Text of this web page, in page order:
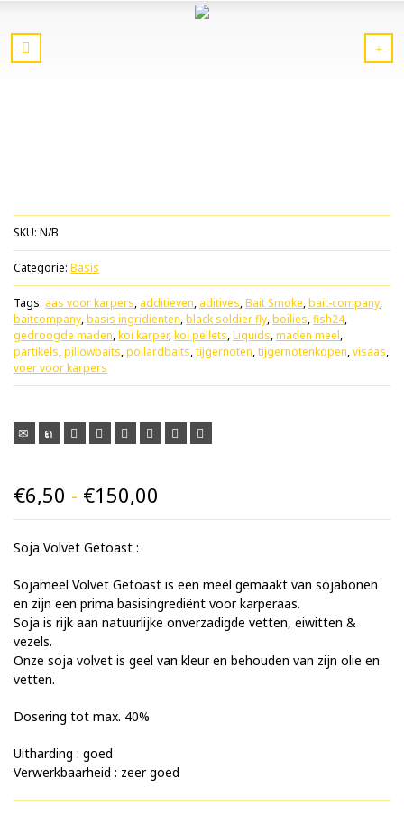
SKU: N/B
Categorie: Basis
Tags: aas voor karpers, additieven, aditives,Bait Smoke,bait-company,
baitcompany,basis ingridienten,black soldier fly,boilies,fish24,
gedroogde maden,koi karper,koi pellets,Liquids,maden meel,
partikels,pillowbaits,pollardbaits,tijgernoten,tijgernotenkopen,visaas,
voer voor karpers
€6,50 - €150,00
€6,50
€150,00
Soja Volvet Getoast :
Sojameel Volvet Getoast is een meel gemaakt van sojabonen
en zijn een prima basisingrediënt voor karperaas.
Soja is rijk aan natuurlijke onverzadigde vetten, eiwitten &
vezels.
Onze soja volvet is geel van kleur en behouden van zijn olie en
vetten.
Dosering tot max. 40%
Uitharding : goed
Verwerkbaarheid : zeer goed